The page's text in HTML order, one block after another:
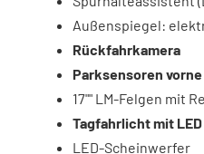
Außenspiegel:
Rückfahrkamera
Parksensoren
17"" LM-Felgen mit
Tagfahrlicht mit LED
LED-Scheinwerfer